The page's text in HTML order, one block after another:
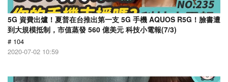
5G 資費出爐！夏普在台推出第一支 5G 手機 AQUOS R5G！臉書遭
到大規模抵制，市值蒸發 560 億美元 科技小電報(7/3)
# 104
2020-07-02 10:59